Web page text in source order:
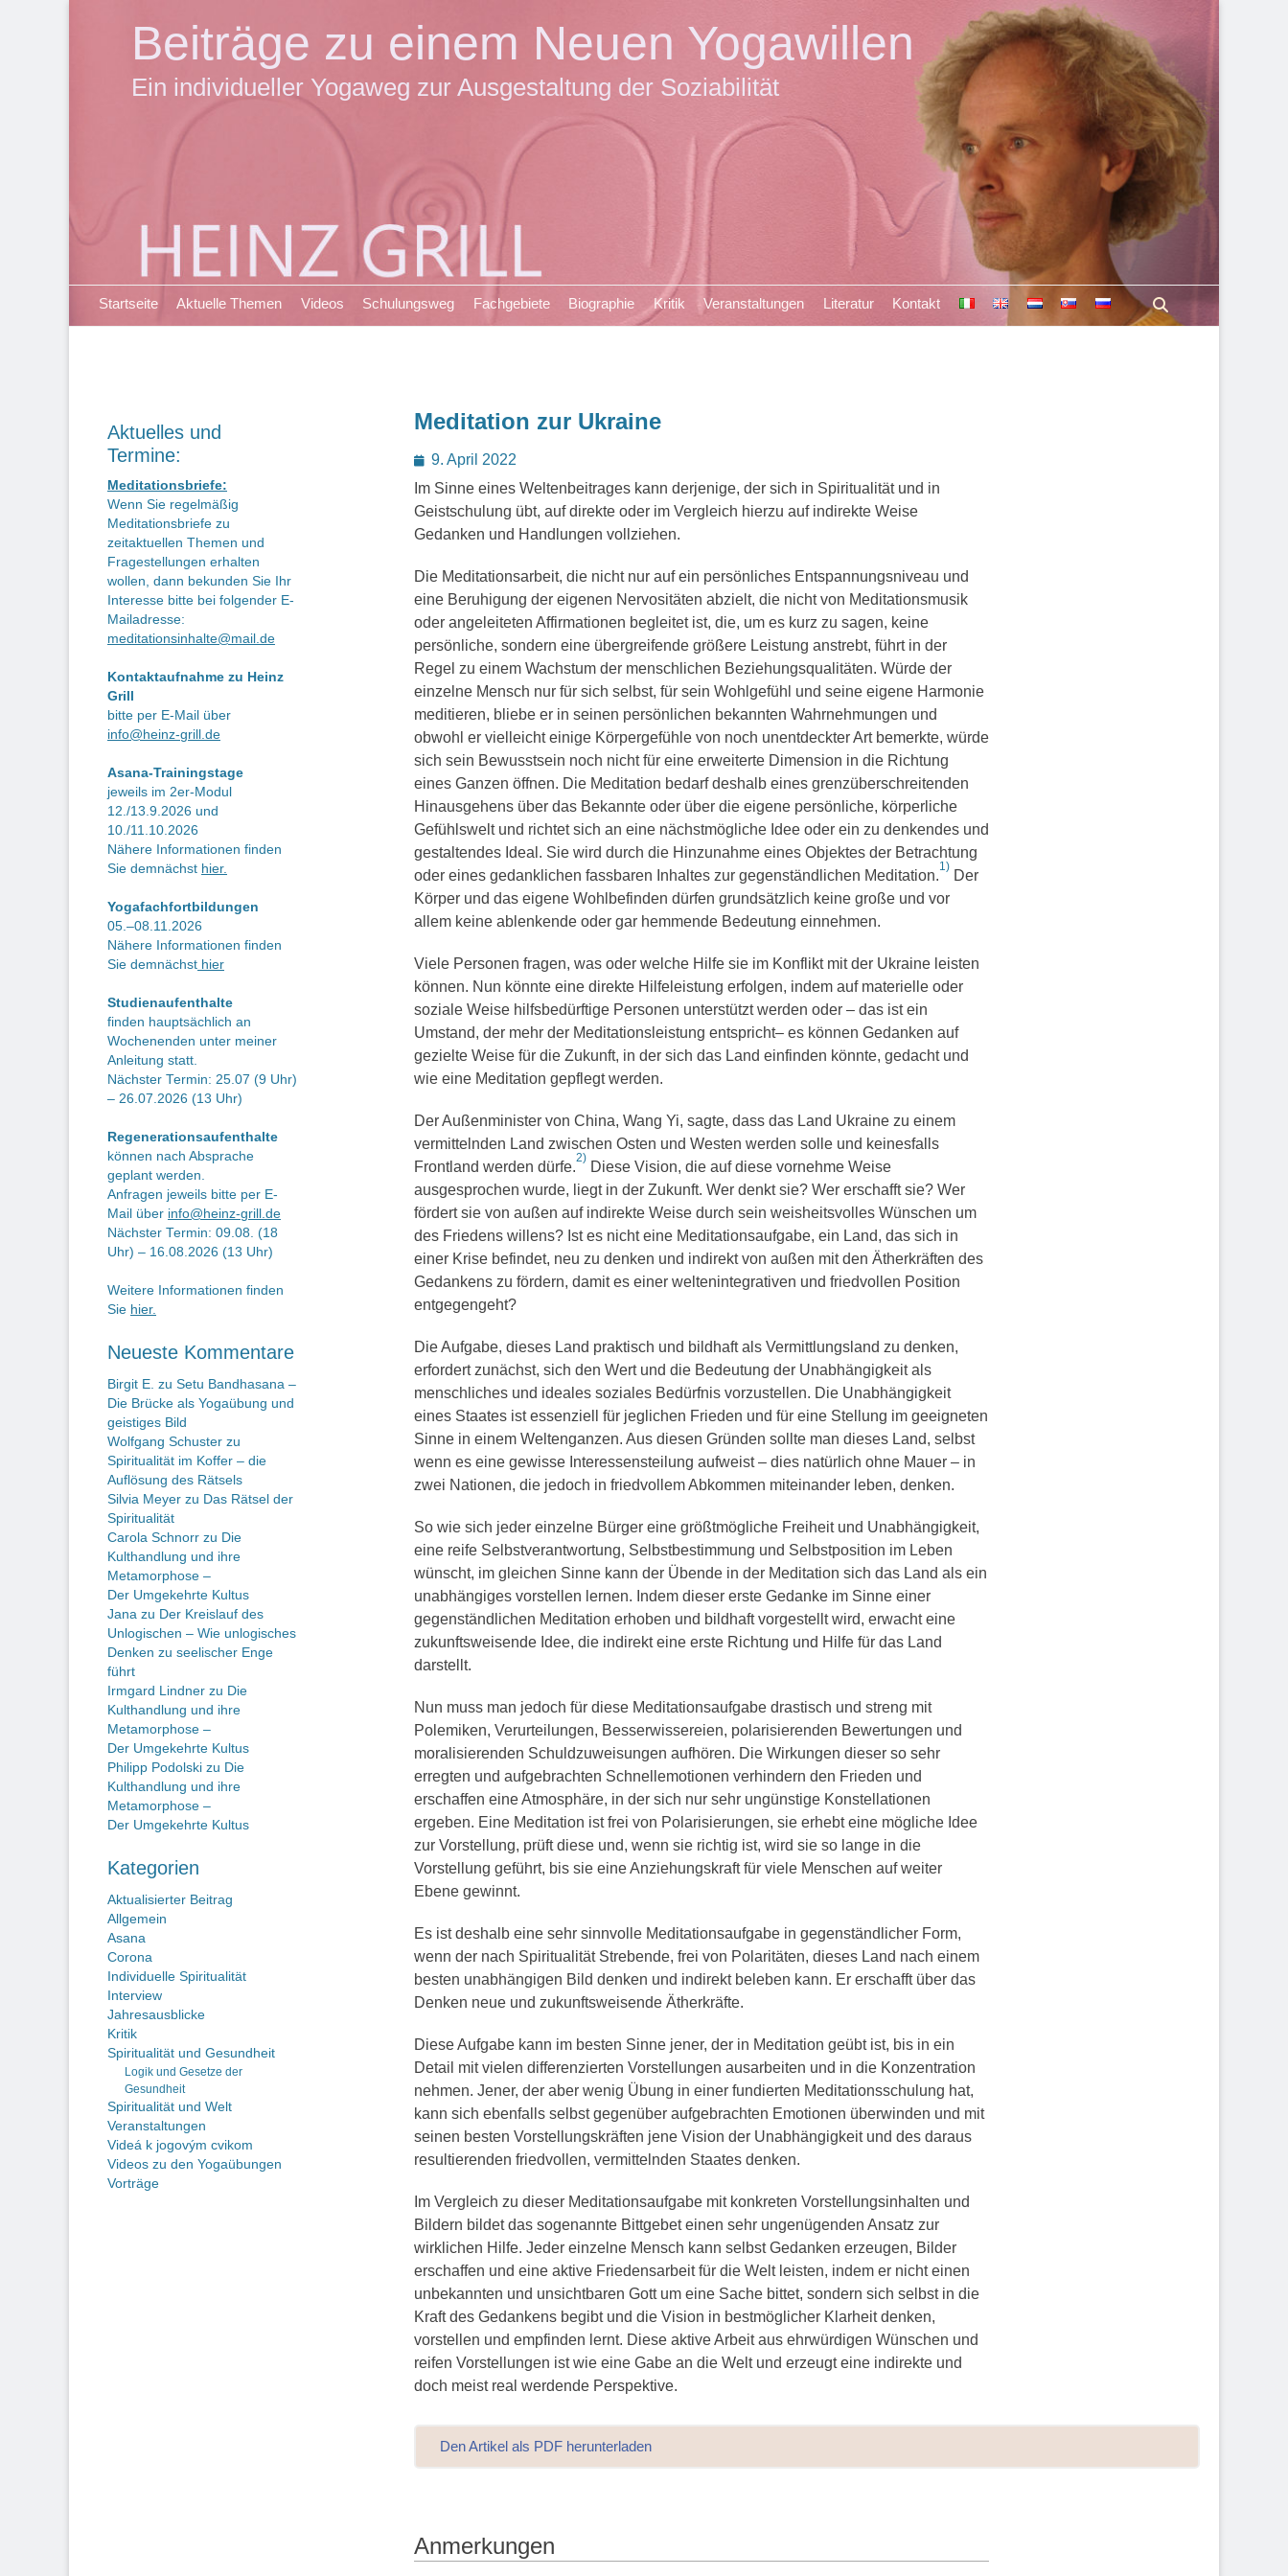
Beiträge zu einem Neuen Yogawillen
Ein individueller Yogaweg zur Ausgestaltung der Soziabilität
Primäres Menü
ZumStartseite Aktuelle Themen Videos Schulungsweg Fachgebiete Biographie Kritik Veranstaltungen Literatur Kontakt
Meditation zur Ukraine
Posted
on
9. April 2022
Im Sinne eines Weltenbeitrages kann derjenige, der sich in Spiritualität und in
Geistschulung übt, auf direkte oder im Vergleich hierzu auf indirekte Weise
Gedanken und Handlungen vollziehen.
Die Meditationsarbeit, die nicht nur auf ein persönliches Entspannungsniveau und
eine Beruhigung der eigenen Nervositäten abzielt, die nicht von Meditationsmusik
oder angeleiteten Affirmationen begleitet ist, die, um es kurz zu sagen, keine
persönliche, sondern eine übergreifende größere Leistung anstrebt, führt in der
Regel zu einem Wachstum der menschlichen Beziehungsqualitäten. Würde der
einzelne Mensch nur für sich selbst, für sein Wohlgefühl und seine eigene Harmonie
meditieren, bliebe er in seinen persönlichen bekannten Wahrnehmungen und
obwohl er vielleicht einige Körpergefühle von noch unentdeckter Art bemerkte, würde
sich sein Bewusstsein noch nicht für eine erweiterte Dimension in die Richtung
eines Ganzen öffnen. Die Meditation bedarf deshalb eines grenzüberschreitenden
Hinausgehens über das Bekannte oder über die eigene persönliche, körperliche
Gefühlswelt und richtet sich an eine nächstmögliche Idee oder ein zu denkendes und
gestaltendes Ideal. Sie wird durch die Hinzunahme eines Objektes der Betrachtung
oder eines gedanklichen fassbaren Inhaltes zur gegenständlichen Meditation.
1)
Der
Körper und das eigene Wohlbefinden dürfen grundsätzlich keine große und vor
allem keine ablenkende oder gar hemmende Bedeutung einnehmen.
Viele Personen fragen, was oder welche Hilfe sie im Konflikt mit der Ukraine leisten
können. Nun könnte eine direkte Hilfeleistung erfolgen, indem auf materielle oder
soziale Weise hilfsbedürftige Personen unterstützt werden oder – das ist ein
Umstand, der mehr der Meditationsleistung entspricht– es können Gedanken auf
gezielte Weise für die Zukunft, in der sich das Land einfinden könnte, gedacht und
wie eine Meditation gepflegt werden.
Der Außenminister von China, Wang Yi, sagte, dass das Land Ukraine zu einem
vermittelnden Land zwischen Osten und Westen werden solle und keinesfalls
Frontland werden dürfe.
2)
Diese Vision, die auf diese vornehme Weise
ausgesprochen wurde, liegt in der Zukunft. Wer denkt sie? Wer erschafft sie? Wer
fördert sie von außen auf indirekte Weise durch sein weisheitsvolles Wünschen um
des Friedens willens? Ist es nicht eine Meditationsaufgabe, ein Land, das sich in
einer Krise befindet, neu zu denken und indirekt von außen mit den Ätherkräften des
Gedankens zu fördern, damit es einer weltenintegrativen und friedvollen Position
entgegengeht?
Die Aufgabe, dieses Land praktisch und bildhaft als Vermittlungsland zu denken,
erfordert zunächst, sich den Wert und die Bedeutung der Unabhängigkeit als
menschliches und ideales soziales Bedürfnis vorzustellen. Die Unabhängigkeit
eines Staates ist essenziell für jeglichen Frieden und für eine Stellung im geeigneten
Sinne in einem Weltenganzen. Aus diesen Gründen sollte man dieses Land, selbst
wenn es eine gewisse Interessensteilung aufweist – dies natürlich ohne Mauer – in
zwei Nationen, die jedoch in friedvollem Abkommen miteinander leben, denken.
So wie sich jeder einzelne Bürger eine größtmögliche Freiheit und Unabhängigkeit,
eine reife Selbstverantwortung, Selbstbestimmung und Selbstposition im Leben
wünscht, im gleichen Sinne kann der Übende in der Meditation sich das Land als ein
unabhängiges vorstellen lernen. Indem dieser erste Gedanke im Sinne einer
gegenständlichen Meditation erhoben und bildhaft vorgestellt wird, erwacht eine
zukunftsweisende Idee, die indirekt eine erste Richtung und Hilfe für das Land
darstellt.
Nun muss man jedoch für diese Meditationsaufgabe drastisch und streng mit
Polemiken, Verurteilungen, Besserwissereien, polarisierenden Bewertungen und
moralisierenden Schuldzuweisungen aufhören. Die Wirkungen dieser so sehr
erregten und aufgebrachten Schnellemotionen verhindern den Frieden und
erschaffen eine Atmosphäre, in der sich nur sehr ungünstige Konstellationen
ergeben. Eine Meditation ist frei von Polarisierungen, sie erhebt eine mögliche Idee
zur Vorstellung, prüft diese und, wenn sie richtig ist, wird sie so lange in die
Vorstellung geführt, bis sie eine Anziehungskraft für viele Menschen auf weiter
Ebene gewinnt.
Es ist deshalb eine sehr sinnvolle Meditationsaufgabe in gegenständlicher Form,
wenn der nach Spiritualität Strebende, frei von Polaritäten, dieses Land nach einem
besten unabhängigen Bild denken und indirekt beleben kann. Er erschafft über das
Denken neue und zukunftsweisende Ätherkräfte.
Diese Aufgabe kann im besten Sinne jener, der in Meditation geübt ist, bis in ein
Detail mit vielen differenzierten Vorstellungen ausarbeiten und in die Konzentration
nehmen. Jener, der aber wenig Übung in einer fundierten Meditationsschulung hat,
kann sich ebenfalls selbst gegenüber aufgebrachten Emotionen überwinden und mit
seinen besten Vorstellungskräften jene Vision der Unabhängigkeit und des daraus
resultierenden friedvollen, vermittelnden Staates denken.
Im Vergleich zu dieser Meditationsaufgabe mit konkreten Vorstellungsinhalten und
Bildern bildet das sogenannte Bittgebet einen sehr ungenügenden Ansatz zur
wirklichen Hilfe. Jeder einzelne Mensch kann selbst Gedanken erzeugen, Bilder
erschaffen und eine aktive Friedensarbeit für die Welt leisten, indem er nicht einen
unbekannten und unsichtbaren Gott um eine Sache bittet, sondern sich selbst in die
Kraft des Gedankens begibt und die Vision in bestmöglicher Klarheit denken,
vorstellen und empfinden lernt. Diese aktive Arbeit aus ehrwürdigen Wünschen und
reifen Vorstellungen ist wie eine Gabe an die Welt und erzeugt eine indirekte und
doch meist real werdende Perspektive.
Den Artikel als PDF herunterladen
Anmerkungen
Aktuelles und
Termine:
Meditationsbriefe:
Wenn Sie regelmäßig
Meditationsbriefe zu
zeitaktuellen Themen und
Fragestellungen erhalten
wollen, dann bekunden Sie Ihr
Interesse bitte bei folgender E-
Mailadresse:
meditationsinhalte@mail.de
Kontaktaufnahme zu Heinz
Grill
bitte per E-Mail über
info@heinz-grill.de
Asana-Trainingstage
jeweils im 2er-Modul
12./13.9.2026 und
10./11.10.2026
Nähere Informationen finden
Sie demnächst hier.
Yogafachfortbildungen
05.–08.11.2026
Nähere Informationen finden
Sie demnächst hier
Studienaufenthalte
finden hauptsächlich an
Wochenenden unter meiner
Anleitung statt.
Nächster Termin: 25.07 (9 Uhr)
– 26.07.2026 (13 Uhr)
Regenerationsaufenthalte
können nach Absprache
geplant werden.
Anfragen jeweils bitte per E-
Mail über info@heinz-grill.de
Nächster Termin: 09.08. (18
Uhr) – 16.08.2026 (13 Uhr)
Weitere Informationen finden
Sie hier.
Neueste Kommentare
Birgit E. zu Setu Bandhasana –
Die Brücke als Yogaübung und
geistiges Bild
Wolfgang Schuster zu
Spiritualität im Koffer – die
Auflösung des Rätsels
Silvia Meyer zu Das Rätsel der
Spiritualität
Carola Schnorr zu Die
Kulthandlung und ihre
Metamorphose –
Der Umgekehrte Kultus
Jana zu Der Kreislauf des
Unlogischen – Wie unlogisches
Denken zu seelischer Enge
führt
Irmgard Lindner zu Die
Kulthandlung und ihre
Metamorphose –
Der Umgekehrte Kultus
Philipp Podolski zu Die
Kulthandlung und ihre
Metamorphose –
Der Umgekehrte Kultus
Kategorien
Aktualisierter Beitrag
Allgemein
Asana
Corona
Individuelle Spiritualität
Interview
Jahresausblicke
Kritik
Spiritualität und Gesundheit
Logik und Gesetze der
Gesundheit
Spiritualität und Welt
Veranstaltungen
Videá k jogovým cvikom
Videos zu den Yogaübungen
Vorträge